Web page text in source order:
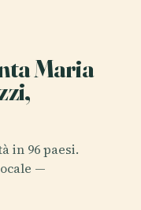
Maria
in 96 paesi.
—